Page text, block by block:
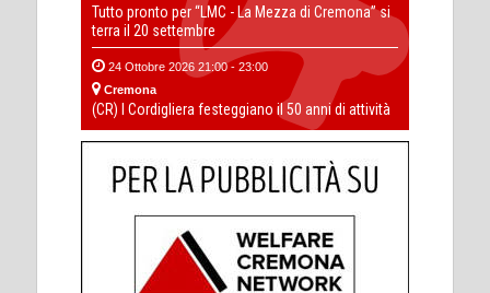
Tutto pronto per “LMC - La Mezza di Cremona” si
terra il 20 settembre
24 Ottobre 2026 21:00 - 23:00
Cremona
(CR) I Cordigliera festeggiano il 50 anni di attività